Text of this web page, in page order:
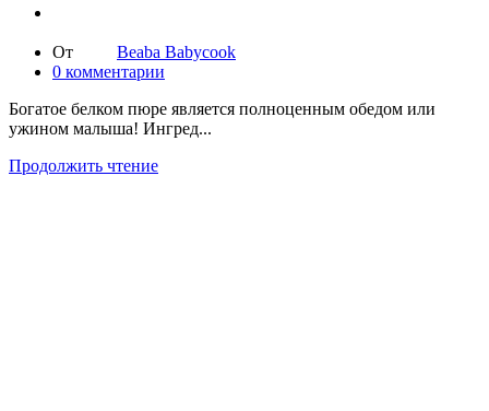
От
Beaba Babycook
0 комментарии
Богатое белком пюре является полноценным обедом или
ужином малыша! Ингред...
Продолжить чтение